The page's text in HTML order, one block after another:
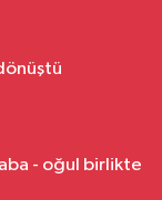
- oğul birlikte